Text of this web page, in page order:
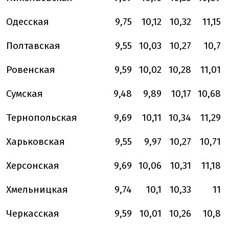
Одесская 9,75 10,12 10,32 11,15
Полтавская 9,55 10,03 10,27 10,7
Ровенская 9,59 10,02 10,28 11,01
Сумская 9,48 9,89 10,17 10,68
Тернопольская 9,69 10,11 10,34 11,29
Харьковская 9,55 9,97 10,27 10,71
Херсонская 9,69 10,06 10,31 11,18
Хмельницкая 9,74 10,1 10,33 11
Черкасская 9,59 10,01 10,26 10,8